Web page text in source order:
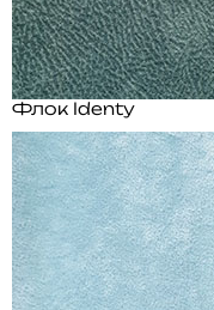
Флок Identy